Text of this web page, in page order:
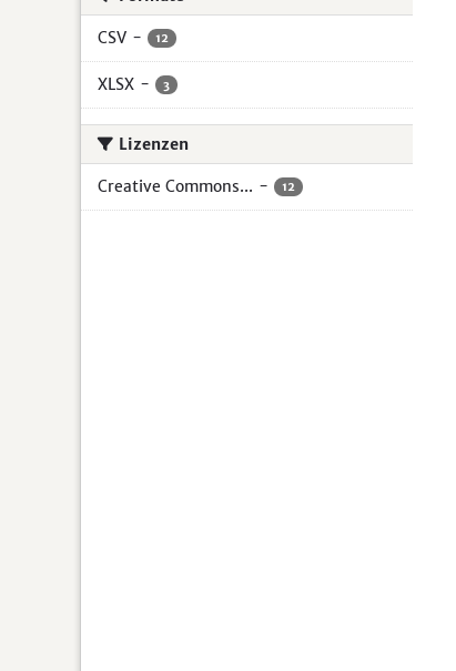
CSV - 12
XLSX - 3
Lizenzen
Creative Commons... - 12